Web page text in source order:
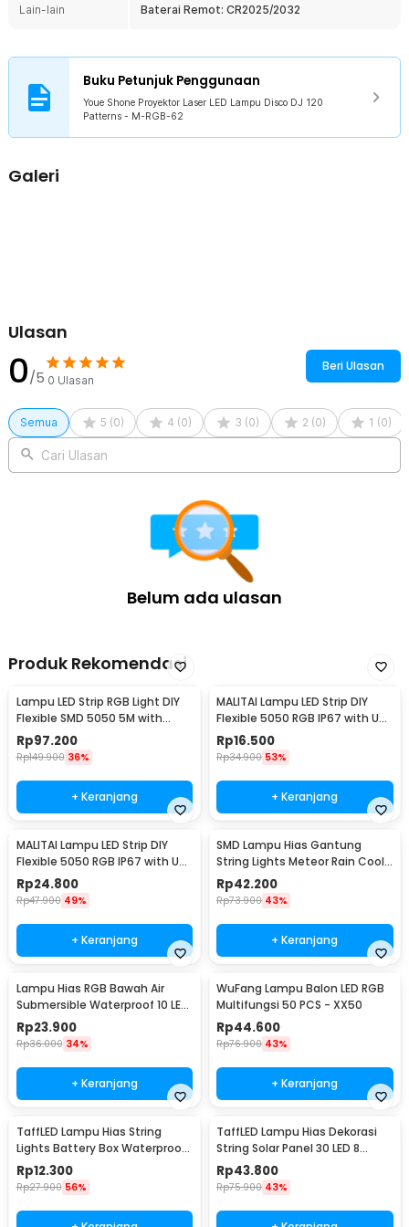
mengganti warna dan mode lampu.
Kelengkapan Produk
Rincian yang Anda dapatkan untuk pembelian produk ini:
1 x Youe Shone Proyektor Laser LED Lampu Disco DJ 120
Patterns - M-RGB-62
1 x Kabel USB DC
1 x Panduan Penggunaan
Lain-lain Baterai Remot: CR2025/2032
Buku Petunjuk Penggunaan
Youe Shone Proyektor Laser LED Lampu Disco DJ 120
Patterns - M-RGB-62
Galeri
Ulasan
0/5 0 Ulasan
Beri Ulasan
Semua 5 (0) 4 (0) 3 (0) 2 (0) 1 (0)
Cari Ulasan
Belum ada ulasan
Produk Rekomendasi
Lampu LED Strip RGB Light DIY
Flexible SMD 5050 5M with
Remote
Rp97.200
Rp149.900 36%
+ Keranjang
MALITAI Lampu LED Strip DIY
Flexible 5050 RGB IP67 with USB
Controller 1M - SMD2835
Rp16.500
Rp34.900 53%
+ Keranjang
MALITAI Lampu LED Strip DIY
Flexible 5050 RGB IP67 with USB
Controller 2M - SMD2835
Rp24.800
Rp47.900 49%
+ Keranjang
SMD Lampu Hias Gantung
String Lights Meteor Rain Cool
White 30cm 8 PCS
Rp42.200
Rp73.900 43%
+ Keranjang
Lampu Hias RGB Bawah Air
Submersible Waterproof 10 LED
with Remote - 13017
Rp23.900
Rp36.000 34%
+ Keranjang
WuFang Lampu Balon LED RGB
Multifungsi 50 PCS - XX50
Rp44.600
Rp76.900 43%
+ Keranjang
TaffLED Lampu Hias String
Lights Battery Box Waterproof
50 LED 5M - G5
Rp12.300
Rp27.900 56%
TaffLED Lampu Hias Dekorasi
String Solar Panel 30 LED 8
Mode 6.5M - 896
Rp43.800
Rp75.900 43%